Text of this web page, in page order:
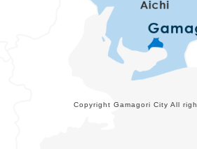
Copyright Gamagori City All